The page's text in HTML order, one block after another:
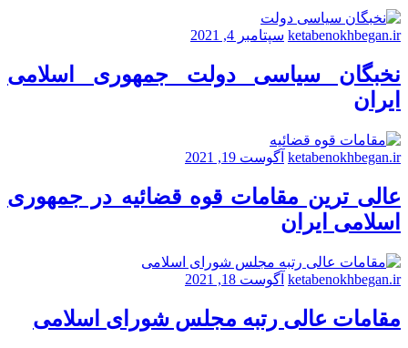
ketabenokhbegan.ir سپتامبر 4, 2021
نخبگان سیاسی دولت جمهوری اسلامی
ایران
ketabenokhbegan.ir آگوست 19, 2021
عالی ترین مقامات قوه قضائیه در جمهوری
اسلامی ایران
ketabenokhbegan.ir آگوست 18, 2021
مقامات عالی رتبه مجلس شورای اسلامی